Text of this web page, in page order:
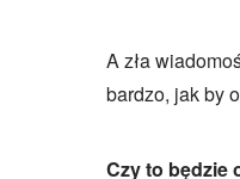
A zła
bardzo, jak by
Czy to będzie